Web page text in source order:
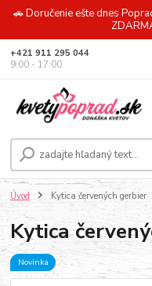
🚗 Doručenie ešte dnes
+421 911 295 044
9:00 - 17:00
Úvod Kytica červených gerbier
Kytica
Novinka